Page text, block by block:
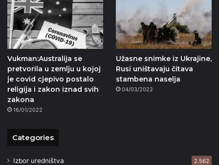
Vukman:Australija se
pretvorila u zemlju u kojoj
je covid cjepivo postalo
religija i zakon iznad svih
zakona
16/01/2022
Užasne snimke iz Ukrajine,
Rusi uništavaju čitava
stambena naselja
04/03/2022
Categories
Izbor uredništva 2.562